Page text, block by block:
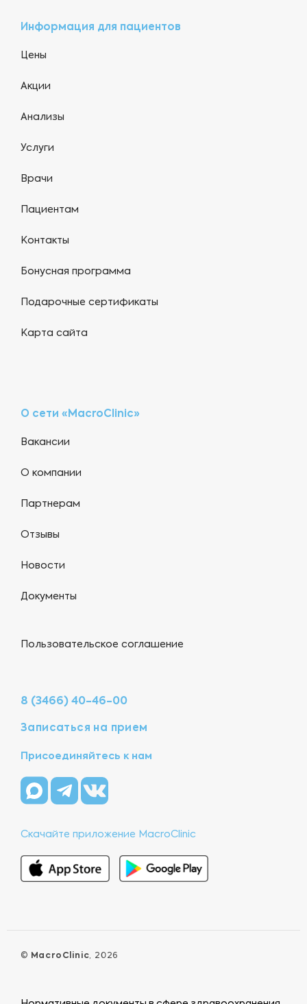
Информация для пациентов
Цены
Акции
Анализы
Услуги
Врачи
Пациентам
Контакты
Бонусная программа
Подарочные сертификаты
Карта сайта
О сети «MacroClinic»
Вакансии
О компании
Партнерам
Отзывы
Новости
Документы
Пользовательское соглашение
8 (3466) 40-46-00
Записаться на прием
Присоединяйтесь к нам
Скачайте приложение MacroClinic
© MacroClinic, 2026